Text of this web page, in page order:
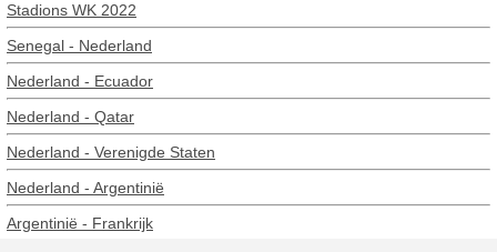
Stadions WK 2022
Senegal - Nederland
Nederland - Ecuador
Nederland - Qatar
Nederland - Verenigde Staten
Nederland - Argentinië
Argentinië - Frankrijk